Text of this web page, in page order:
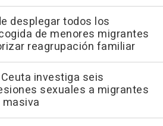
desplegar todos los
de menores migrantes
reagrupación familiar
investiga seis
sexuales a migrantes